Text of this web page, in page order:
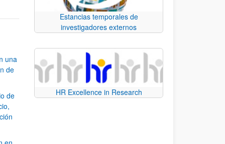
una
de
de
Estancias temporales de
investigadores externos
HR Excellence in Research